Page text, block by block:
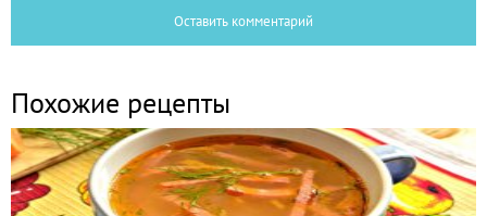
Оставить комментарий
Похожие рецепты